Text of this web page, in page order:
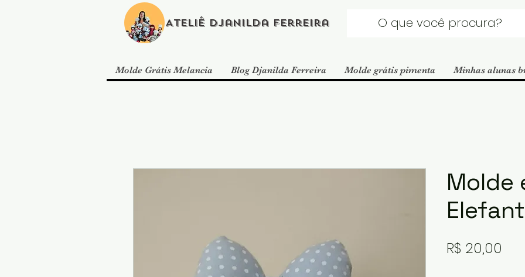
Ateliê Djanilda Ferreira
Molde Grátis Melancia Blog Djanilda Ferreira Molde grátis pimenta Minhas alunas
Molde
R$ 20,00